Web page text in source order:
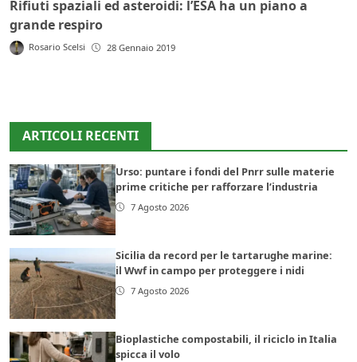
Rifiuti spaziali ed asteroidi: l’ESA ha un piano a
grande respiro
Rosario Scelsi 28 Gennaio 2019
ARTICOLI RECENTI
Urso: puntare i fondi del Pnrr sulle materie
prime critiche per rafforzare l’industria
7 Agosto 2026
Sicilia da record per le tartarughe marine:
il Wwf in campo per proteggere i nidi
7 Agosto 2026
Bioplastiche compostabili, il riciclo in Italia
spicca il volo